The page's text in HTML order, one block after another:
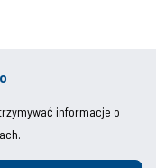
informacje o